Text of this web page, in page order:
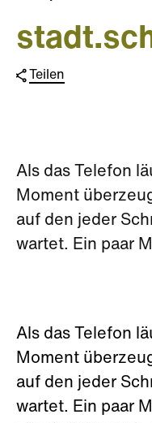
Teilen
Als das Telefon
Moment
auf den jeder
wartet. Ein paar
Als das Telefon
Moment
auf den jeder
wartet. Ein paar